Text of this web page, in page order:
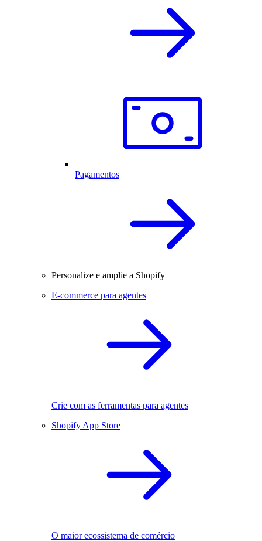
Pagamentos
Personalize e amplie a Shopify
E-commerce para agentes
Crie com as ferramentas para agentes
Shopify App Store
O maior ecossistema de comércio